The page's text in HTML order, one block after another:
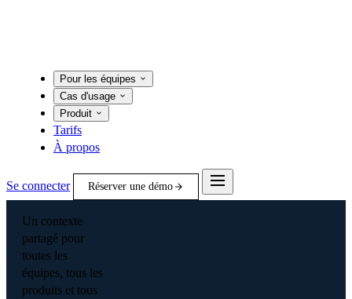
Pour les équipes
Cas d'usage
Produit
Tarifs
À propos
Se connecter Réserver une démo
Un contexte
partagé pour
toutes les
équipes, tous les
produits et tous